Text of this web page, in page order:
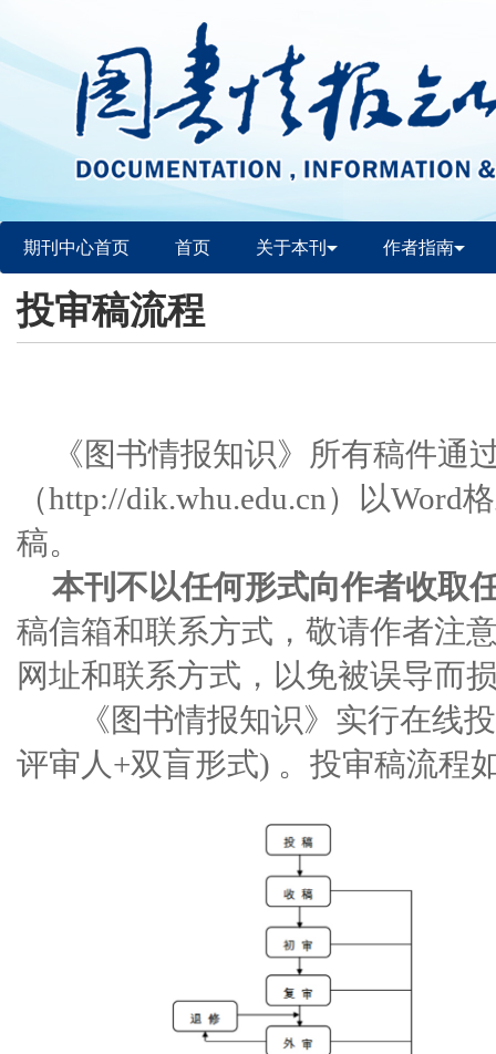
期刊中心首页 首页 关于本刊 作者指南
投审稿流程
《图书情报知识》所有稿件通
（http://dik.whu.edu.cn）以
稿。
本刊不以任何形式向作者收取
稿信箱和联系方式，敬请作者注
网址和联系方式，以免被误导而
《图书情报知识》实行在线投
评审人+双盲形式) 。投审稿流程